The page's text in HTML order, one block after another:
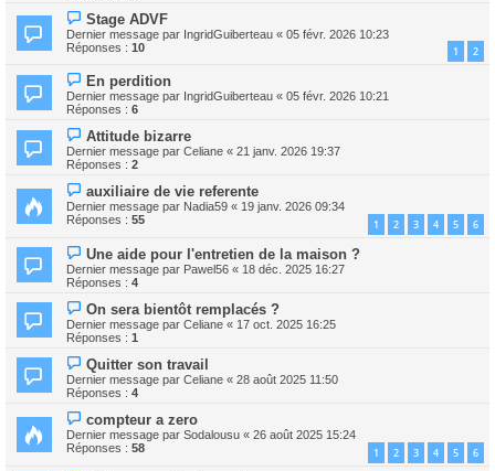
Stage ADVF
Dernier message par IngridGuiberteau « 05 févr. 2026 10:23
Réponses : 10 1 2
En perdition
Dernier message par IngridGuiberteau « 05 févr. 2026 10:21
Réponses : 6
Attitude bizarre
Dernier message par Celiane « 21 janv. 2026 19:37
Réponses : 2
auxiliaire de vie referente
Dernier message par Nadia59 « 19 janv. 2026 09:34
Réponses : 55 1 2 3 4 5 6
Une aide pour l'entretien de la maison ?
Dernier message par Pawel56 « 18 déc. 2025 16:27
Réponses : 4
On sera bientôt remplacés ?
Dernier message par Celiane « 17 oct. 2025 16:25
Réponses : 1
Quitter son travail
Dernier message par Celiane « 28 août 2025 11:50
Réponses : 4
compteur a zero
Dernier message par Sodalousu « 26 août 2025 15:24
Réponses : 58 1 2 3 4 5 6